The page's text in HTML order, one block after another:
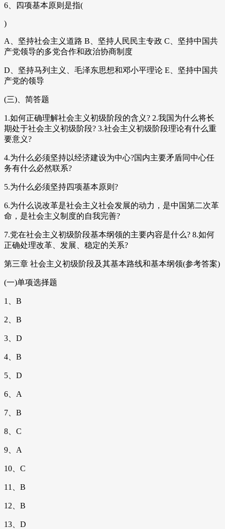
6、四项基本原则是指(
)
A、坚持社会主义道路 B、坚持人民民主专政 C、坚持中国共
产党领导的多党合作和政治协商制度
D、坚持马列主义、毛泽东思想和邓小平理论 E、坚持中国共
产党的领导
(三)、简答题
1.如何正确理解社会主义初级阶段的含义? 2.我国为什么将长
期处于社会主义初级阶段? 3.社会主义初级阶段理论有什么重
要意义?
4.为什么必须坚持以经济建设为中心?国内主要矛盾同中心任
务有什么必然联系?
5.为什么必须坚持四项基本原则?
6.为什么说改革是社会主义社会发展的动力，是中国第二次革
命，是社会主义制度的自我完善?
7.党在社会主义初级阶段基本纲领的主要内容是什么? 8.如何
正确处理改革、发展、稳定的关系?
第三章 社会主义初级阶段及其基本路线和基本纲领(参考答案)
(一)单项选择题
1、B
2、B
3、D
4、B
5、D
6、A
7、B
8、C
9、A
10、C
11、B
12、B
13、D